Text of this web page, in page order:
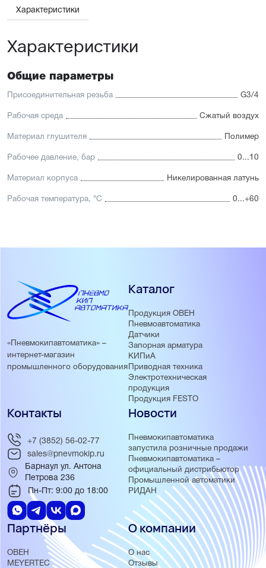
Характеристики
Характеристики
Общие параметры
Присоединительная резьба G3/4
Рабочая среда Сжатый воздух
Материал глушителя Полимер
Рабочее давление, бар 0...10
Материал корпуса Никелированная латунь
Рабочая температура, °С 0...+60
«Пневмокипавтоматика» –
интернет-магазин
промышленного оборудования
Каталог
Продукция ОВЕН
Пневмоавтоматика
Датчики
Запорная арматура
КИПиА
Приводная техника
Электротехническая
продукция
Продукция FESTO
Новости
Пневмокипавтоматика
запустила розничные продажи
Пневмокипавтоматика –
официальный дистрибьютор
Промышленной автоматики
РИДАН
Партнёры
ОВЕН
MEYERTEC
О компании
О нас
Отзывы
Контакты
+7 (3852) 56-02-77
sales@pnevmokip.ru
Барнаул ул. Антона
Петрова 236
Пн-Пт: 9:00 до 18:00